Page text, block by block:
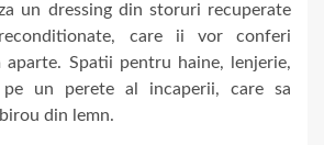
un dressing din storuri recuperate
care ii vor conferi
aparte. Spatii pentru haine, lenjerie,
pe un perete al incaperii, care sa
din lemn.